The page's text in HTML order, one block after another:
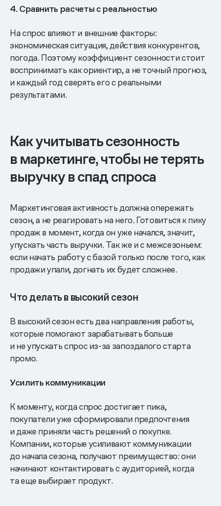
4. Сравнить расчеты с реальностью
На спрос влияют и внешние факторы:
экономическая ситуация, действия конкурентов,
погода. Поэтому коэффициент сезонности стоит
воспринимать как ориентир, а не точный прогноз,
и каждый год сверять его с реальными
результатами.
Как учитывать сезонность
в маркетинге, чтобы не терять
выручку в спад спроса
Маркетинговая активность должна опережать
сезон, а не реагировать на него. Готовиться к пику
продаж в момент, когда он уже начался, значит,
упускать часть выручки. Так же и с межсезоньем:
если начать работу с базой только после того, как
продажи упали, догнать их будет сложнее.
Что делать в высокий сезон
В высокий сезон есть два направления работы,
которые помогают зарабатывать больше
и не упускать спрос из-за запоздалого старта
промо.
Усилить коммуникации
К моменту, когда спрос достигает пика,
покупатели уже сформировали предпочтения
и даже приняли часть решений о покупке.
Компании, которые усиливают коммуникации
до начала сезона, получают преимущество: они
начинают контактировать с аудиторией, когда
та еще выбирает продукт.